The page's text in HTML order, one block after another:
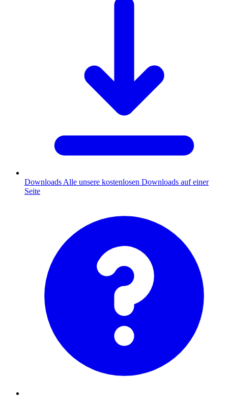
Downloads Alle unsere kostenlosen Downloads auf einer
Seite